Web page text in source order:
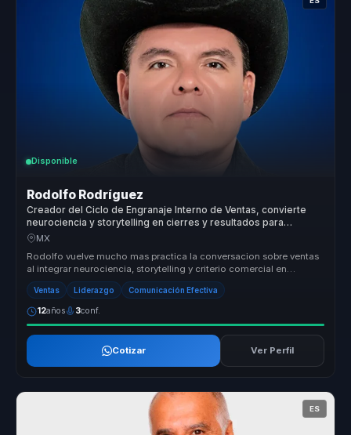
Disponible
Rodolfo Rodríguez
Creador del Ciclo de Engranaje Interno de Ventas, convierte
neurociencia y storytelling en cierres y resultados para
equipos de venta.
MX
Rodolfo vuelve mucho mas practica la conversacion sobre ventas
al integrar neurociencia, storytelling y criterio comercial en
herramienta...
Ventas Liderazgo Comunicación Efectiva
12años 3conf.
Cotizar Ver Perfil
ES